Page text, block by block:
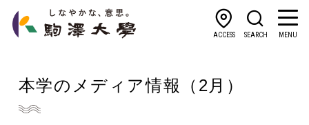
ACCESS SEARCH MENU
本学のメディア情報（2月）